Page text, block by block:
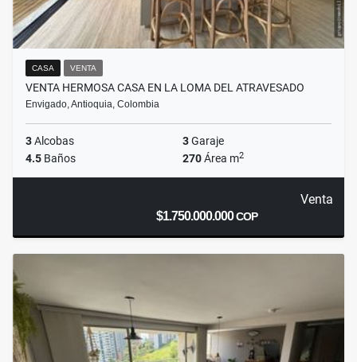
CASA VENTA
VENTA HERMOSA CASA EN LA LOMA DEL ATRAVESADO
Envigado, Antioquia, Colombia
3Alcobas 3Garaje
4.5 Baños 270Área m2
Venta
$1.750.000.000COP